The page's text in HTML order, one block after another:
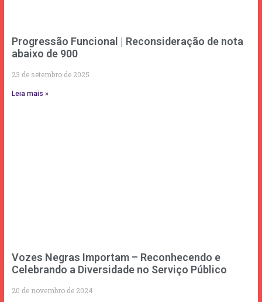
Progressão Funcional | Reconsideração de nota
abaixo de 900
23 de setembro de 2025
Leia mais »
Vozes Negras Importam – Reconhecendo e
Celebrando a Diversidade no Serviço Público
20 de novembro de 2024